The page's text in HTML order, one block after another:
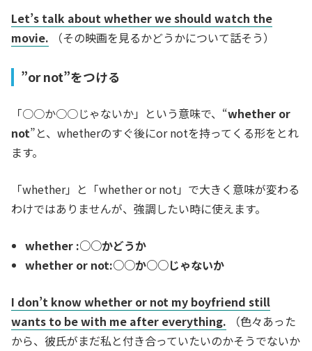
Let’s talk about whether we should watch the
movie. （その映画を見るかどうかについて話そう）
”or not”をつける
「○○か○○じゃないか」という意味で、“whether or
not”と、whetherのすぐ後にor notを持ってくる形をとれ
ます。
「whether」と「whether or not」で大きく意味が変わる
わけではありませんが、強調したい時に使えます。
whether :○○かどうか
whether or not:○○か○○じゃないか
I don’t know whether or not my boyfriend still
wants to be with me after everything. （色々あった
から、彼氏がまだ私と付き合っていたいのかそうでないか